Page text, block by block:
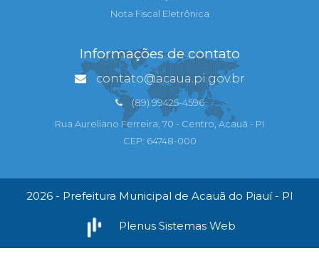
Nota Fiscal Eletrônica
Informações de contato
contato@acaua.pi.gov.br
(89) 99425-4596
Rua Aureliano Ferreira, 70 - Centro, Acauã - PI
CEP: 64748-000
2026 - Prefeitura Municipal de Acauã do Piauí - PI
Plenus Sistemas Web